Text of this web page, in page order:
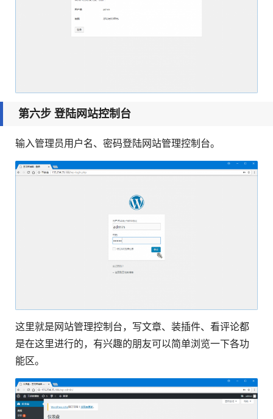
第六步 登陆网站控制台
输入管理员用户名、密码登陆网站管理控制台。
这里就是网站管理控制台，写文章、装插件、看评论都
是在这里进行的，有兴趣的朋友可以简单浏览一下各功
能区。